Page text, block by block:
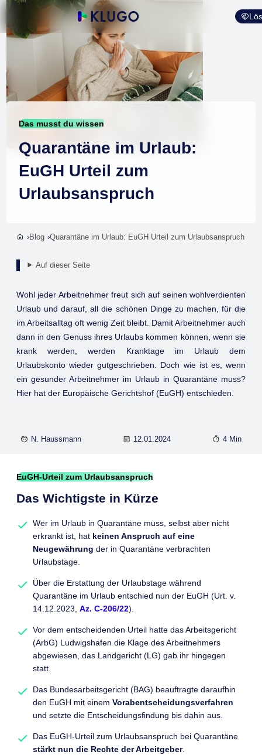
Das musst du wissen
Quarantäne im Urlaub:
EuGH Urteil zum
Urlaubsanspruch
Blog Quarantäne im Urlaub: EuGH Urteil zum Urlaubsanspruch
Auf dieser Seite
Wohl jeder Arbeitnehmer freut sich auf seinen wohlverdienten
Urlaub und darauf, all die schönen Dinge zu machen, für die
im Arbeitsalltag oft wenig Zeit bleibt. Damit Arbeitnehmer auch
dann in den Genuss ihres Urlaubs kommen können, wenn sie
krank werden, werden Kranktage im Urlaub dem
Urlaubskonto wieder gutgeschrieben. Doch wie ist es, wenn
ein gesunder Arbeitnehmer im Urlaub in Quarantäne muss?
Hier hat der Europäische Gerichtshof (EuGH) entschieden.
N. Haussmann 12.01.2024 4 Min
EuGH-Urteil zum Urlaubsanspruch
Das Wichtigste in Kürze
Wer im Urlaub in Quarantäne muss, selbst aber nicht
erkrankt ist, hat keinen Anspruch auf eine
Neugewährung der in Quarantäne verbrachten
Urlaubstage.
Über die Erstattung der Urlaubstage während
Quarantäne im Urlaub entschied nun der EuGH (Urt. v.
14.12.2023, Az. C-206/22).
Vor dem entscheidenden Urteil hatte das Arbeitsgericht
(ArbG) Ludwigshafen die Klage des Arbeitnehmers
abgewiesen, das Landgericht (LG) gab ihr hingegen
statt.
Das Bundesarbeitsgericht (BAG) beauftragte daraufhin
den EuGH mit einem Vorabentscheidungsverfahren
und setzte die Entscheidungsfindung bis dahin aus.
Das EuGH-Urteil zum Urlaubsanspruch bei Quarantäne
stärkt nun die Rechte der Arbeitgeber.